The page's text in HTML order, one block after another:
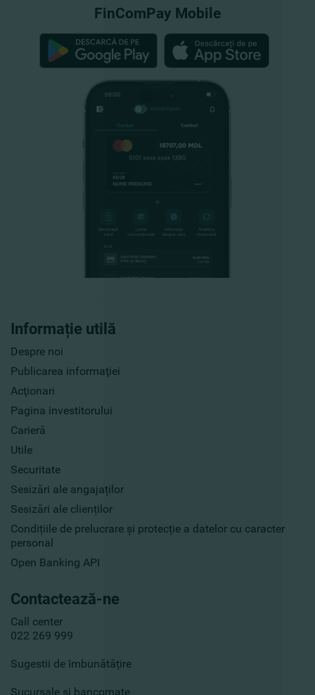
Informație utilă
Despre noi
Publicarea informaţiei
Acţionari
Pagina investitorului
Carieră
Utile
Securitate
Sesizări ale angajaților
Sesizări ale clienților
Condițiile de prelucrare și protecție a datelor cu caracter
personal
Open Banking API
Contactează-ne
Call center
022 269 999
Sugestii de îmbunătățire
Sucursale și bancomate
FinComPay Mobile